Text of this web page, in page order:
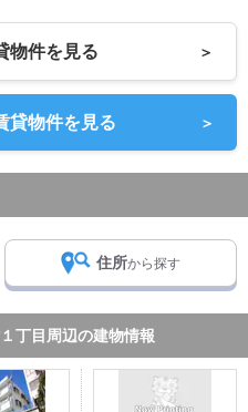
物件を見る ＞
貸物件を見る ＞
住所から探す
丁目周辺の建物情報